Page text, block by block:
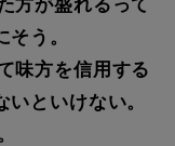
方が盛れるって
う。
味方を信用する
といけない。